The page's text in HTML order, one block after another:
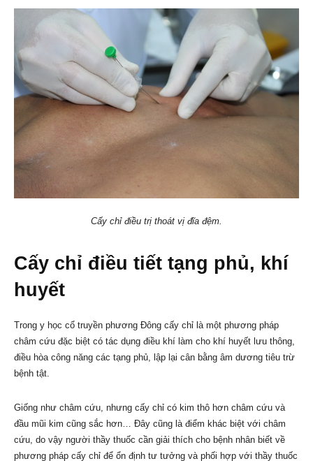
Cấy chỉ điều trị thoát vị đĩa đệm.
Cấy chỉ điều tiết tạng phủ, khí
huyết
Trong y học cổ truyền phương Đông cấy chỉ là một phương pháp
châm cứu đặc biệt có tác dụng điều khí làm cho khí huyết lưu thông,
điều hòa công năng các tạng phủ, lập lại cân bằng âm dương tiêu trừ
bệnh tật.
Giống như châm cứu, nhưng cấy chỉ có kim thô hơn châm cứu và
đầu mũi kim cũng sắc hơn… Đây cũng là điểm khác biệt với châm
cứu, do vậy người thầy thuốc cần giải thích cho bệnh nhân biết về
phương pháp cấy chỉ để ổn định tư tưởng và phối hợp với thầy thuốc